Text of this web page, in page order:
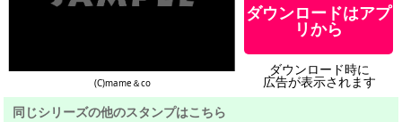
(C)mame＆co
ダウンロードはアプ
リから
ダウンロード時に
広告が表示されます
同じシリーズの他のスタンプはこちら